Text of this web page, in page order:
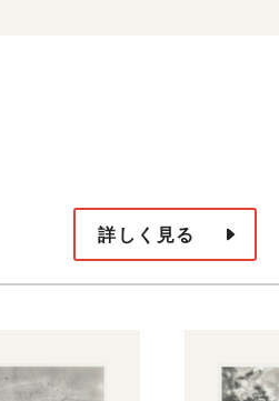
詳しく見る